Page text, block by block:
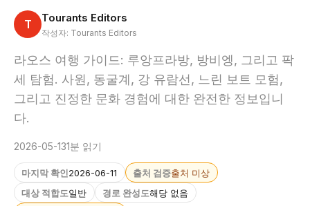
T Tourants Editors
작성자: Tourants Editors
라오스 여행 가이드: 루앙프라방, 방비엥, 그리고 팍
세 탐험. 사원, 동굴계, 강 유람선, 느린 보트 모험,
그리고 진정한 문화 경험에 대한 완전한 정보입니
다.
2026-05-131분 읽기
마지막 확인2026-06-11 출처 검증출처 미상
대상 적합도일반 경로 완성도해당 없음